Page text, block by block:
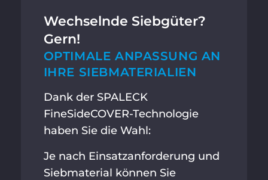
Wechselnde Siebgüter?
Gern!
OPTIMALE ANPASSUNG AN
IHRE SIEBMATERIALIEN
Dank der SPALECK
FineSideCOVER-Technologie
haben Sie die Wahl:
Je nach Einsatzanforderung und
Siebmaterial können Sie